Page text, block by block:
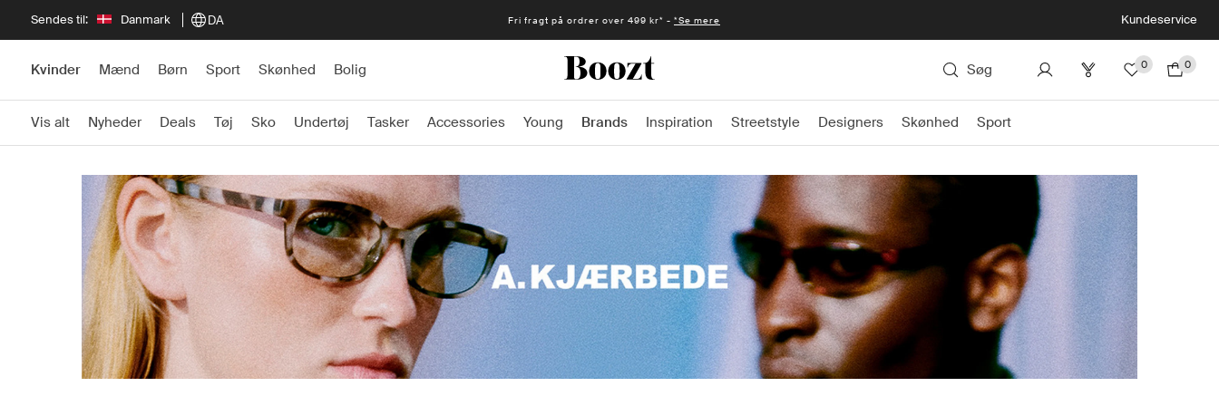
Sendes til: Danmark DA Fri fragt på ordrer over 499 kr* - *Se mere Kundeservice
Kvinder Mænd Børn Sport Skønhed Bolig Søg 0 0
Vis alt Nyheder Deals Tøj Sko Undertøj Tasker Accessories Young Brands Inspiration Streetstyle Designers Skønhed Sport